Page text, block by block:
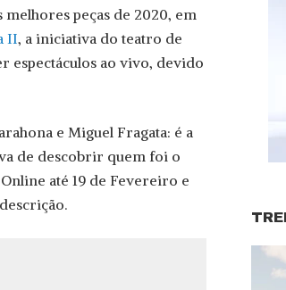
peças de 2020, em
II, a iniciativa do teatro de
espectáculos ao vivo, devido
e Miguel Fragata: é a
de descobrir quem foi o
até 19 de Fevereiro e